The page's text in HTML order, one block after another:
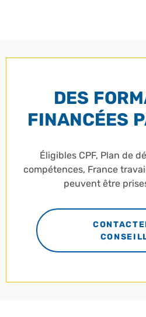
DES
FINANCÉES
Éligibles CPF, Plan de
compétences, France
peuvent être